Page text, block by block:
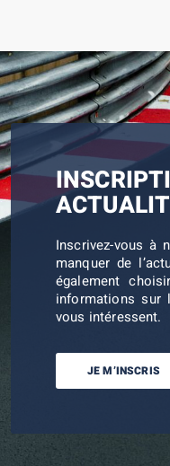
Inscrivez-vous à
manquer de
également
informations sur
vous intéressent.
JE M’INSCRIS